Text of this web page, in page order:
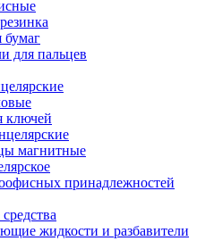
для пальцев
ключей
магнитные
принадлежностей
жидкости и разбавители